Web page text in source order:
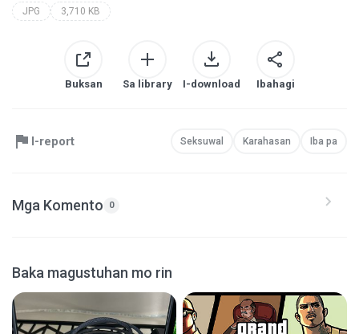
JPG 3,710 KB
Buksan Sa library I-download Ibahagi
I-report Seksuwal Karahasan Iba pa
Mga Komento 0
Baka magustuhan mo rin